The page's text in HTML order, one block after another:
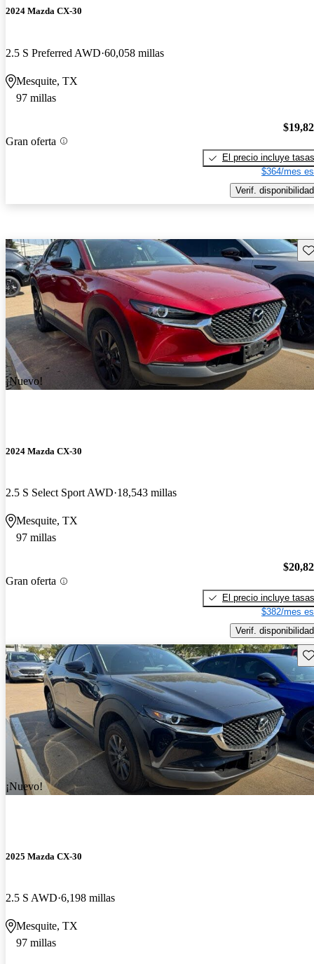
2024 Mazda CX-30
2.5 S Preferred AWD 60,058 millas
Mesquite, TX
97 millas
Gran oferta
El precio incluye tasas
$364/mes
Verif. disponibilidad
¡Nuevo!
2024 Mazda CX-30
2.5 S Select Sport AWD 18,543 millas
Mesquite, TX
97 millas
Gran oferta
El precio incluye tasas
$382/mes
Verif. disponibilidad
¡Nuevo!
2025 Mazda CX-30
2.5 S AWD 6,198 millas
Mesquite, TX
97 millas